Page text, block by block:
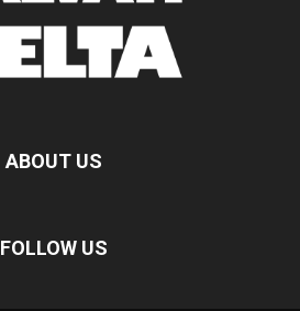
ABOUT US
FOLLOW US